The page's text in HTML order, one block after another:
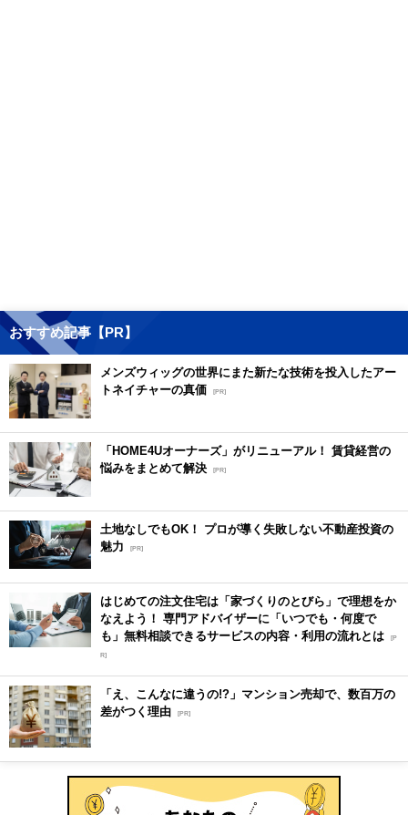
おすすめ記事【PR】
メンズウィッグの世界にまた新たな技術を投入したアー
トネイチャーの真価 [PR]
「HOME4Uオーナーズ」がリニューアル！ 賃貸経営の
悩みをまとめて解決 [PR]
土地なしでもOK！ プロが導く失敗しない不動産投資の
魅力
[PR]
はじめての注文住宅は「家づくりのとびら」で理想をか
なえよう！ 専門アドバイザーに「いつでも・何度で
も」無料相談できるサービスの内容・利用の流れとは [P
R]
「え、こんなに違うの!?」マンション売却で、数百万の
差がつく理由 [PR]